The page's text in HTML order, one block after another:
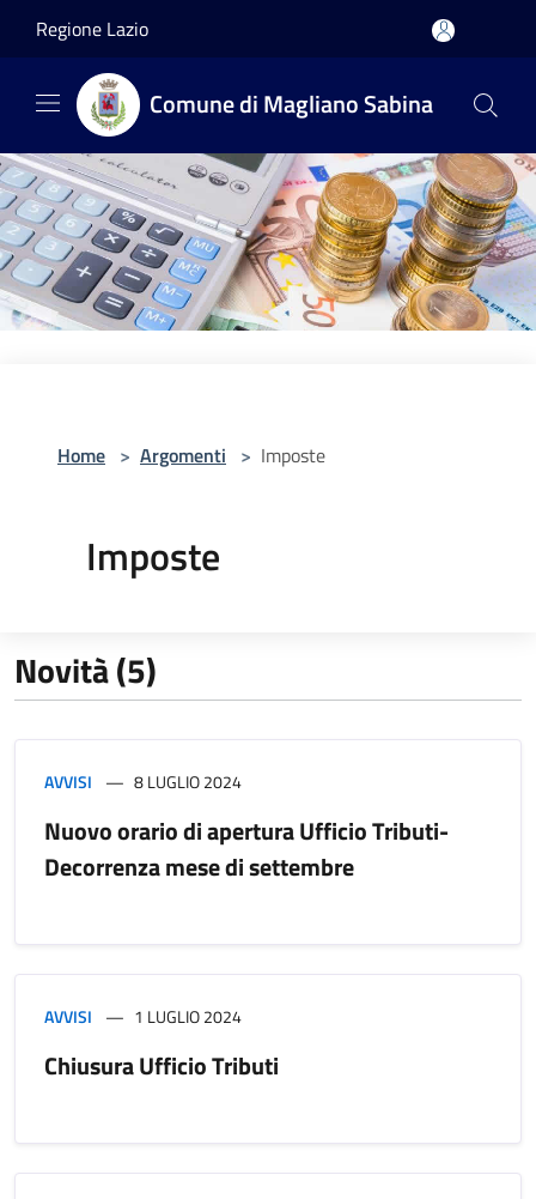
Regione Lazio
Comune di Magliano Sabina
Home > Argomenti > Imposte
Imposte
Novità (5)
AVVISI 8 LUGLIO 2024
Nuovo orario di apertura Ufficio Tributi-
Decorrenza mese di settembre
AVVISI 1 LUGLIO 2024
Chiusura Ufficio Tributi